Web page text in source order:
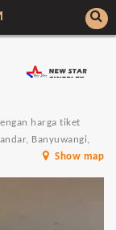
harga tiket
Banyuwangi,
Show map